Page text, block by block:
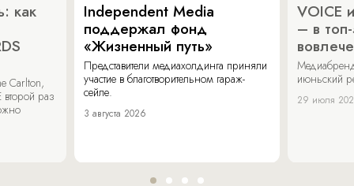
как
Carlton,
раз
Independent Media
поддержал фонд
«Жизненный путь»
Представители медиахолдинга приняли
участие в благотворительном гараж-
сейле.
3 августа 2026
VOICE
– в
июньский
29 июля